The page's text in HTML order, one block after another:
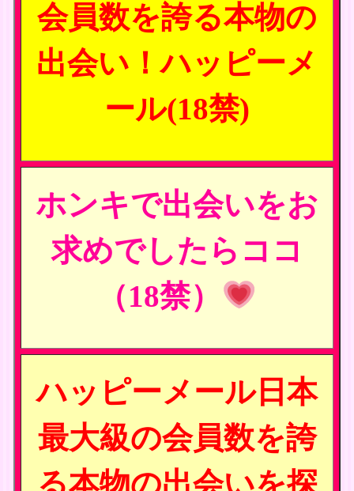
会員数を誇る本物の
出会い！ハッピーメ
ール(18禁)
ホンキで出会いをお
求めでしたらココ
（18禁）
ハッピーメール日本
最大級の会員数を誇
る本物の出会いを探